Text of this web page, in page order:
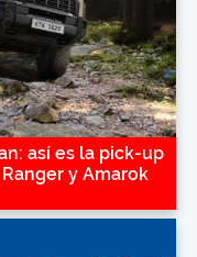
así es la pick-up
y Amarok